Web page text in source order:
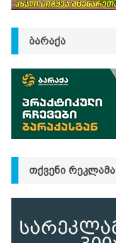
ᲑᲐᲠᲐᲥᲐ
ᲗᲥᲕᲔᲜᲘ ᲠᲔᲙᲚᲐᲛᲐ